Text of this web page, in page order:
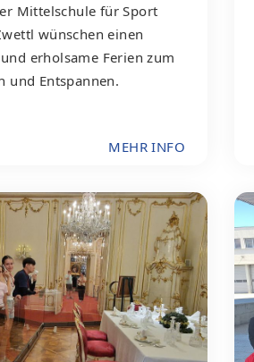
Mittelschule für Sport
wünschen einen
erholsame Ferien zum
und Entspannen.
MEHR INFO